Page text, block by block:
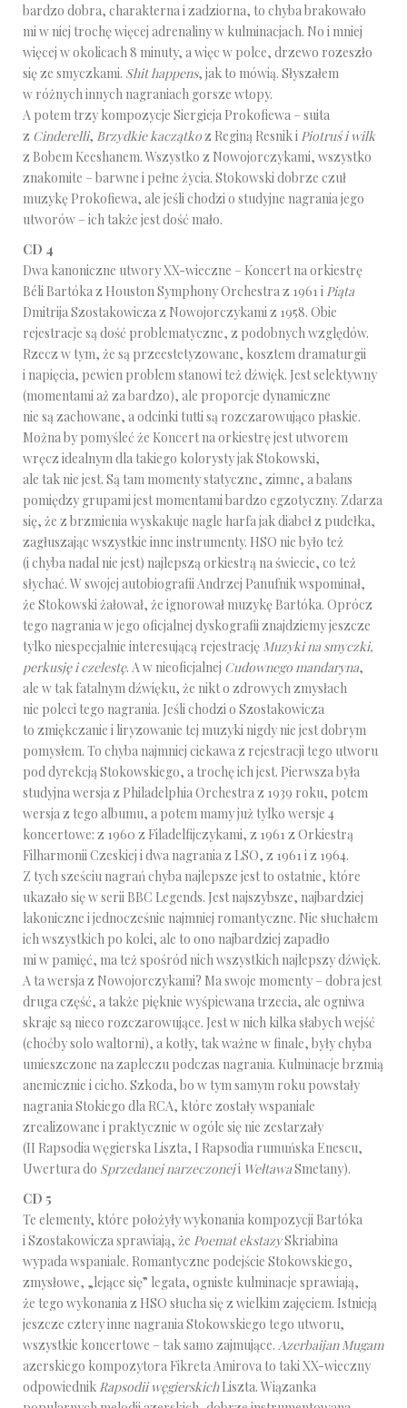
bardzo dobra, charakterna i zadziorna, to chyba brakowało
mi w niej trochę więcej adrenaliny w kulminacjach. No i mniej
więcej w okolicach 8 minuty, a więc w polce, drzewo rozeszło
się ze smyczkami. Shit happens, jak to mówią. Słyszałem
w różnych innych nagraniach gorsze wtopy.
A potem trzy kompozycje Siergieja Prokofiewa – suita
z Cinderelli, Brzydkie kaczątkoz Reginą Resnik i Piotruś i wilk
z Bobem Keeshanem. Wszystko z Nowojorczykami, wszystko
znakomite – barwne i pełne życia. Stokowski dobrze czuł
muzykę Prokofiewa, ale jeśli chodzi o studyjne nagrania jego
utworów – ich także jest dość mało.
CD 4
Dwa kanoniczne utwory XX-wieczne – Koncert na orkiestrę
Béli Bartóka z Houston Symphony Orchestra z 1961 i Piąta
Dmitrija Szostakowicza z Nowojorczykami z 1958. Obie
rejestracje są dość problematyczne, z podobnych względów.
Rzecz w tym, że są przeestetyzowane, kosztem dramaturgii
i napięcia, pewien problem stanowi też dźwięk. Jest selektywny
(momentami aż za bardzo), ale proporcje dynamiczne
nie są zachowane, a odcinki tutti są rozczarowująco płaskie.
Można by pomyśleć że Koncert na orkiestrę jest utworem
wręcz idealnym dla takiego kolorysty jak Stokowski,
ale tak nie jest. Są tam momenty statyczne, zimne, a balans
pomiędzy grupami jest momentami bardzo egzotyczny. Zdarza
się, że z brzmienia wyskakuje nagle harfa jak diabeł z pudełka,
zagłuszając wszystkie inne instrumenty. HSO nie było też
(i chyba nadal nie jest) najlepszą orkiestrą na świecie, co też
słychać. W swojej autobiografii Andrzej Panufnik wspominał,
że Stokowski żałował, że ignorował muzykę Bartóka. Oprócz
tego nagrania w jego oficjalnej dyskografii znajdziemy jeszcze
tylko niespecjalnie interesującą rejestrację Muzyki na smyczki,
perkusję i czelestę. A w nieoficjalnej Cudownego mandaryna,
ale w tak fatalnym dźwięku, że nikt o zdrowych zmysłach
nie poleci tego nagrania. Jeśli chodzi o Szostakowicza
to zmiękczanie i liryzowanie tej muzyki nigdy nie jest dobrym
pomysłem. To chyba najmniej ciekawa z rejestracji tego utworu
pod dyrekcją Stokowskiego, a trochę ich jest. Pierwsza była
studyjna wersja z Philadelphia Orchestra z 1939 roku, potem
wersja z tego albumu, a potem mamy już tylko wersje 4
koncertowe: z 1960 z Filadelfijczykami, z 1961 z Orkiestrą
Filharmonii Czeskiej i dwa nagrania z LSO, z 1961 i z 1964.
Z tych sześciu nagrań chyba najlepsze jest to ostatnie, które
ukazało się w serii BBC Legends. Jest najszybsze, najbardziej
lakoniczne i jednocześnie najmniej romantyczne. Nie słuchałem
ich wszystkich po kolei, ale to ono najbardziej zapadło
mi w pamięć, ma też spośród nich wszystkich najlepszy dźwięk.
A ta wersja z Nowojorczykami? Ma swoje momenty – dobra jest
druga część, a także pięknie wyśpiewana trzecia, ale ogniwa
skraje są nieco rozczarowujące. Jest w nich kilka słabych wejść
(choćby solo waltorni), a kotły, tak ważne w finale, były chyba
umieszczone na zapleczu podczas nagrania. Kulminacje brzmią
anemicznie i cicho. Szkoda, bo w tym samym roku powstały
nagrania Stokiego dla RCA, które zostały wspaniale
zrealizowane i praktycznie w ogóle się nie zestarzały
(II Rapsodia węgierska Liszta, I Rapsodia rumuńska Enescu,
Uwertura do Sprzedanej narzeczoneji WełtawaSmetany).
CD 5
Te elementy, które położyły wykonania kompozycji Bartóka
i Szostakowicza sprawiają, że Poemat ekstazySkriabina
wypada wspaniale. Romantyczne podejście Stokowskiego,
zmysłowe, „lejące się” legata, ogniste kulminacje sprawiają,
że tego wykonania z HSO słucha się z wielkim zajęciem. Istnieją
jeszcze cztery inne nagrania Stokowskiego tego utworu,
wszystkie koncertowe – tak samo zajmujące. Azerbaijan Mugam
azerskiego kompozytora Fikreta Amirova to taki XX-wieczny
odpowiednik Rapsodii węgierskichLiszta. Wiązanka